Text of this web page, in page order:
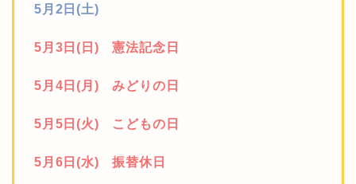
5月2日(土)
5月3日(日) 憲法記念日
5月4日(月) みどりの日
5月5日(火) こどもの日
5月6日(水) 振替休日